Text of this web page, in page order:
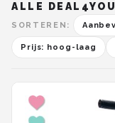
ALLE
SORTEREN:
Prijs: hoog-laag